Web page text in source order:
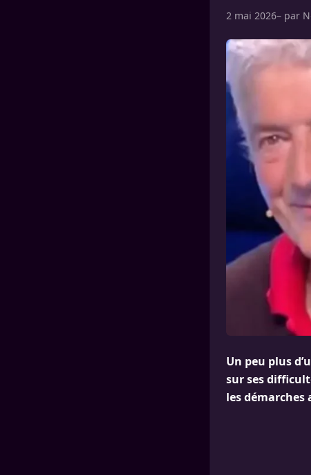
2 mai 2026– par
Un peu plus
sur ses
les